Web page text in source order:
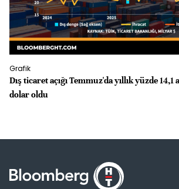
Grafik
Dış ticaret açığı Temmuz'da yıllık yüzde
dolar oldu